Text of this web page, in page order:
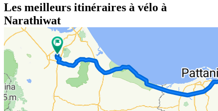
Les meilleurs itinéraires à vélo à
Narathiwat